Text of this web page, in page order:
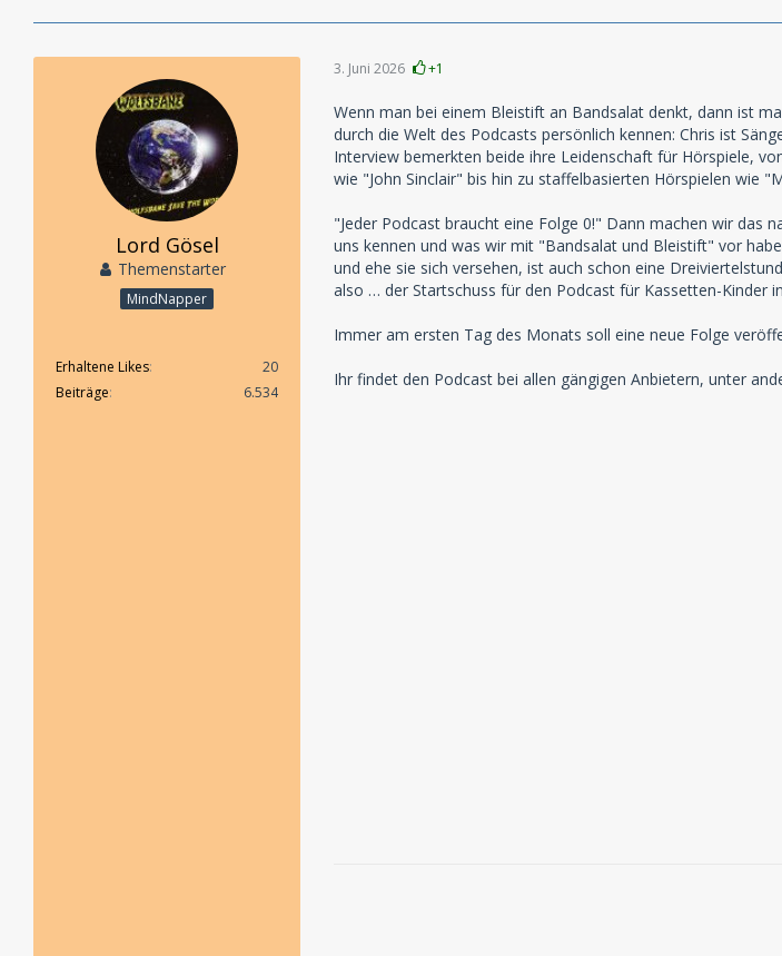
Lord Gösel
Themenstarter
MindNapper
Erhaltene Likes
20
Beiträge
6.534
3. Juni 2026 +1
Wenn man bei einem Bleistift an Bandsalat denkt, dann ist
durch die Welt des Podcasts persönlich kennen: Chris ist
Interview bemerkten beide ihre Leidenschaft für Hörspiele,
wie "John Sinclair" bis hin zu staffelbasierten Hörspielen wie
"Jeder Podcast braucht eine Folge 0!" Dann machen wir das
uns kennen und was wir mit "Bandsalat und Bleistift" vor
und ehe sie sich versehen, ist auch schon eine
also … der Startschuss für den Podcast für Kassetten-Kinder
Immer am ersten Tag des Monats soll eine neue Folge
Ihr findet den Podcast bei allen gängigen Anbietern, unter